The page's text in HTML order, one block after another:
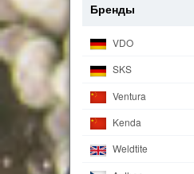
Бренды
VDO
SKS
Ventura
Kenda
Weldtite